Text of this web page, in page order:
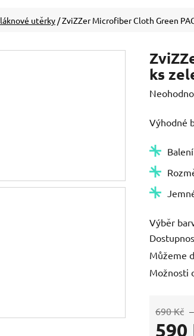
utěrky /ZviZZer Microfiber Cloth Green
ks
Průměrné
produktu
0,0
z
5
Výhodné
Výběr
Můžeme
Možnosti
690 Kč
590